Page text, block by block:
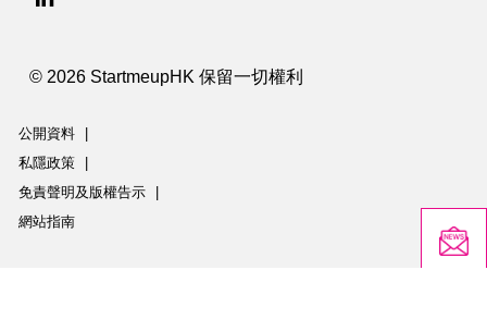
© 2026 StartmeupHK 保留一切權利
公開資料
私隱政策
免責聲明及版權告示
網站指南